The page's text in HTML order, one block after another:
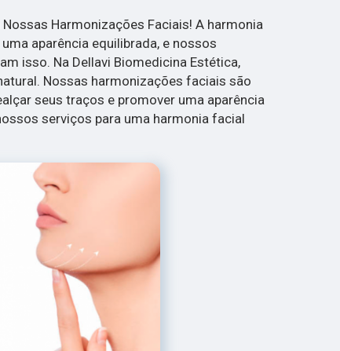
Harmonizações Faciais! A harmonia
aparência equilibrada, e nossos
isso. Na Dellavi Biomedicina Estética,
Nossas harmonizações faciais são
seus traços e promover uma aparência
serviços para uma harmonia facial